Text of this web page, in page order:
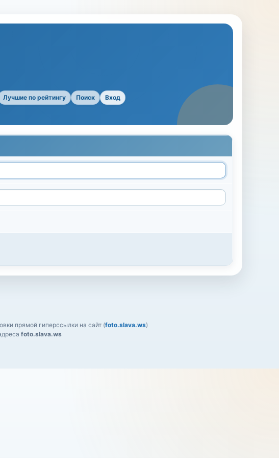
Лучшие по рейтингу Поиск Вход
прямой гиперссылки на сайт (foto.slava.ws)
foto.slava.ws